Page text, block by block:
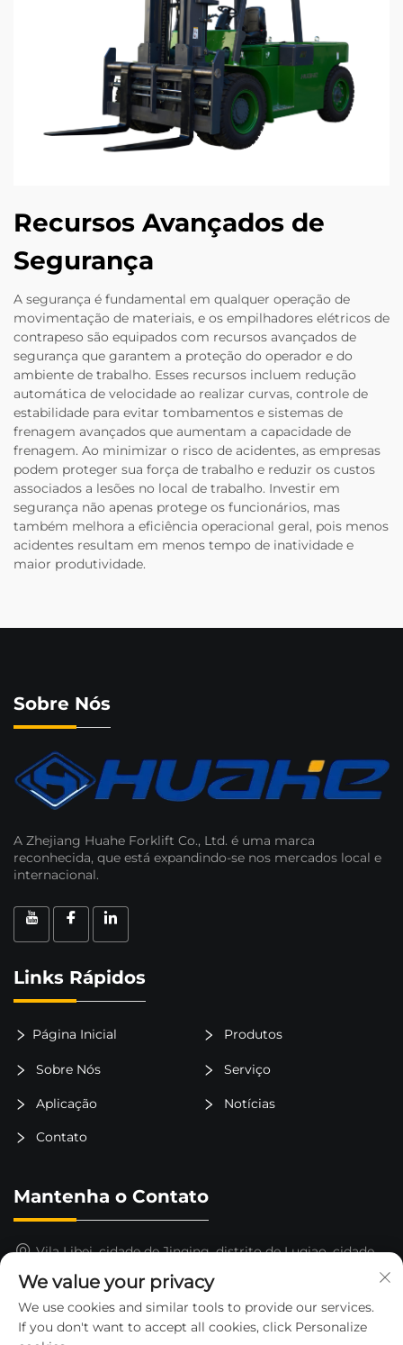
Recursos Avançados de
Segurança
A segurança é fundamental em qualquer operação de
movimentação de materiais, e os empilhadores elétricos de
contrapeso são equipados com recursos avançados de
segurança que garantem a proteção do operador e do
ambiente de trabalho. Esses recursos incluem redução
automática de velocidade ao realizar curvas, controle de
estabilidade para evitar tombamentos e sistemas de
frenagem avançados que aumentam a capacidade de
frenagem. Ao minimizar o risco de acidentes, as empresas
podem proteger sua força de trabalho e reduzir os custos
associados a lesões no local de trabalho. Investir em
segurança não apenas protege os funcionários, mas
também melhora a eficiência operacional geral, pois menos
acidentes resultam em menos tempo de inatividade e
maior produtividade.
Sobre Nós
A Zhejiang Huahe Forklift Co., Ltd. é uma marca
reconhecida, que está expandindo-se nos mercados local e
internacional.
Links Rápidos
Página Inicial Produtos
Sobre Nós Serviço
Aplicação Notícias
Contato
Mantenha o Contato
Vila Libei, cidade de Jinqing, distrito de Luqiao, cidade
15325652000
[email protected]
We value your privacy
We use cookies and similar tools to provide our services.
If you don't want to accept all cookies, click Personalize